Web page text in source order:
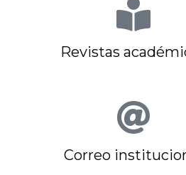
Revistas
Correo